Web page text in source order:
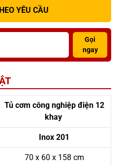
YÊU CẦU
Gọi
ngay
Tủ cơm công nghiệp điện 12
khay
Inox 201
70 x 60 x 158 cm